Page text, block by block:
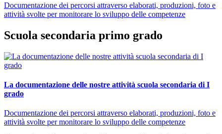
Documentazione dei percorsi attraverso elaborati, produzioni, foto e
attività svolte per monitorare lo sviluppo delle competenze
Scuola secondaria primo grado
La documentazione delle nostre attività scuola secondaria di I
grado
Documentazione dei percorsi attraverso elaborati, produzioni, foto e
attività svolte per monitorare lo sviluppo delle competenze